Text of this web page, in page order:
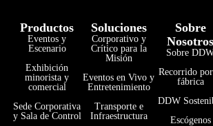
Productos
Eventos y
Escenario
Exhibición
minorista y
comercial
Sede Corporativa
y Sala de Control
Soluciones
Corporativo y
Crítico para la
Misión
Eventos en Vivo y
Entretenimiento
Transporte e
Infraestructura
Sobre
Nosotros
Sobre
Recorrido
fábrica
DDW
Escógenos